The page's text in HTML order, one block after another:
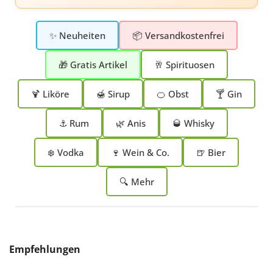
✨ Neuheiten 📦 Versandkostenfrei
🎁 Gratis Artikel 🥂 Spirituosen
🍹 Liköre 🍯 Sirup 🍊 Obst 🍸 Gin
⚓ Rum 🌿 Anis 🥃 Whisky
❄️ Vodka 🍷 Wein & Co. 🍺 Bier
🔍 Mehr
Produktgalerie überspringen
Empfehlungen